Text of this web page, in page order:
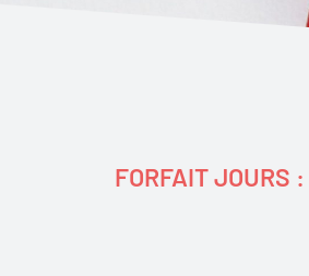
FORFAIT JOURS